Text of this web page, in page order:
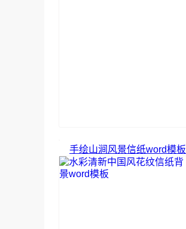
手绘山涧风景信纸word模板